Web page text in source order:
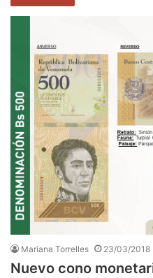
Mariana Torrelles 23/03/2018
Nuevo cono